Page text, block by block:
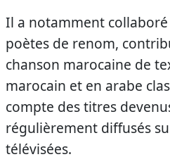
Il a notamment
poètes de renom,
chanson marocaine de
marocain et en arabe
compte des titres
régulièrement diffusés
télévisées.